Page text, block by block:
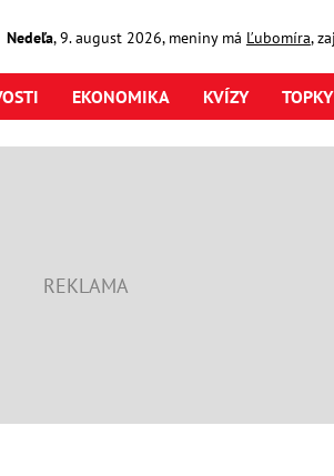
Nedeľa,9. august2026, meniny má Ľubomíra,
EKONOMIKA KVÍZY